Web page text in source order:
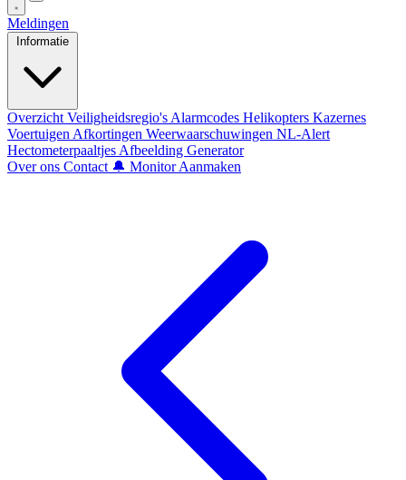
Meldingen
Informatie
Overzicht Veiligheidsregio's Alarmcodes Helikopters Kazernes
Voertuigen Afkortingen Weerwaarschuwingen NL-Alert
Hectometerpaaltjes Afbeelding Generator
Over ons Contact 🔔 Monitor Aanmaken